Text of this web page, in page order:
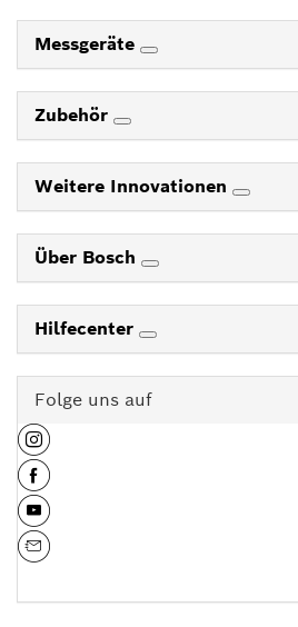
Messgeräte
Zubehör
Weitere Innovationen
Über Bosch
Hilfecenter
Folge uns auf